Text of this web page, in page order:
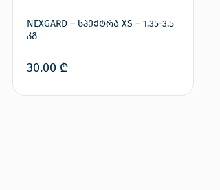
NEXGARD – სპექტრა XS – 1.35-3.5
კგ
30.00 ₾